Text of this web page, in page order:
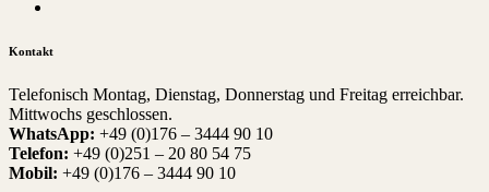
Kontakt
Telefonisch Montag, Dienstag, Donnerstag und Freitag erreichbar.
Mittwochs geschlossen.
WhatsApp: +49 (0)176 – 3444 90 10
Telefon: +49 (0)251 – 20 80 54 75
Mobil: +49 (0)176 – 3444 90 10